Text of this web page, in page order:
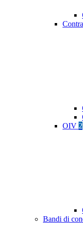
OIV 2
Bandi di